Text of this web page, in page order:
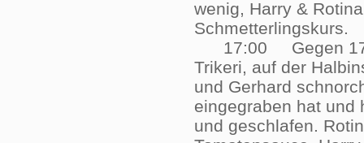
wenig, Harry &
17:00 Gegen
Trikeri, auf der
und Gerhard
eingegraben hat und
und geschlafen.